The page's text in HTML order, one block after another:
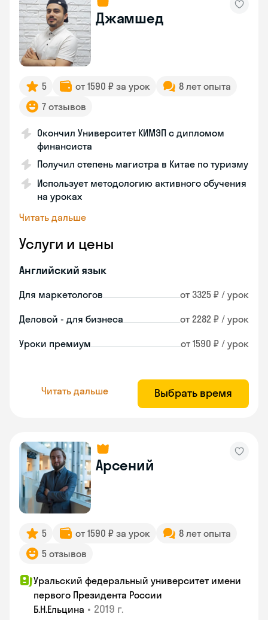
Джамшед
5 от 1590 ₽ за урок
8 лет опыта
7 отзывов
Окончил Университет КИМЭП с дипломом
финансиста
Получил степень магистра в Китае по туризму
Использует методологию активного обучения
на уроках
Читать дальше
Услуги и цены
Английский язык
Для маркетологов от 3325 ₽ / урок
Деловой - для бизнеса от 2282 ₽ / урок
Уроки премиум от 1590 ₽ / урок
Читать дальше Выбрать время
Арсений
5 от 1590 ₽ за урок
8 лет опыта
5 отзывов
Уральский федеральный университет имени
первого Президента России
Б.Н.Ельцина • 2019 г.